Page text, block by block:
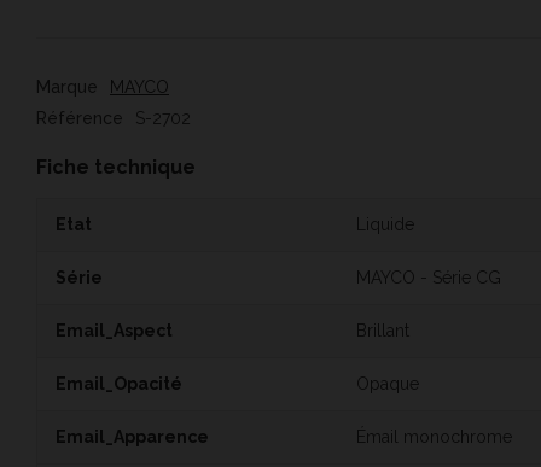
Marque
MAYCO
Référence
S-2702
Fiche technique
Etat Liquide
Série MAYCO - Série CG
Email_Aspect Brillant
Email_Opacité Opaque
Email_Apparence Émail monochrome